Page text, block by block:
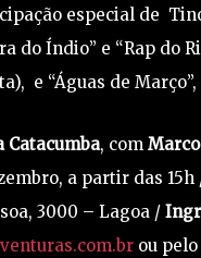
especial de
do Índio” e “Rap do
e “Águas de
Catacumba, com
a partir das 15h
3000 – Lagoa /
ou pelo